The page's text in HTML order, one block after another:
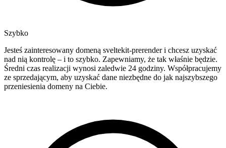
Szybko
Jesteś zainteresowany domeną sveltekit-prerender i chcesz uzyskać
nad nią kontrolę – i to szybko. Zapewniamy, że tak właśnie będzie.
Średni czas realizacji wynosi zaledwie 24 godziny. Współpracujemy
ze sprzedającym, aby uzyskać dane niezbędne do jak najszybszego
przeniesienia domeny na Ciebie.